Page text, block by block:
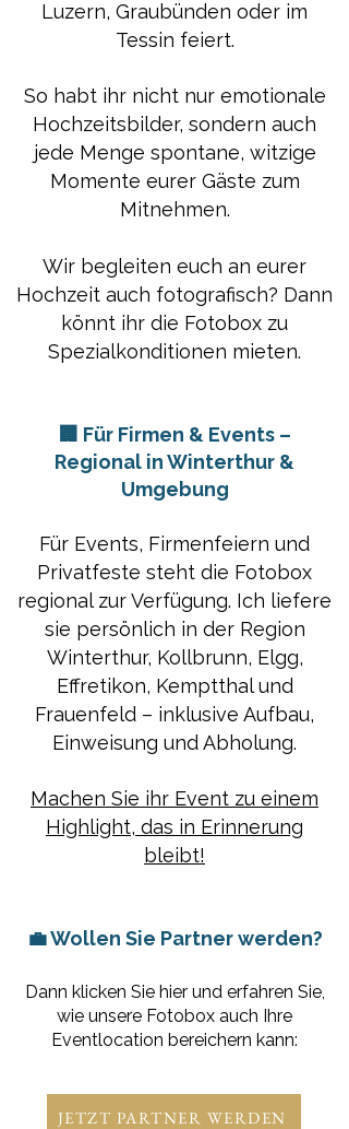
Luzern, Graubünden oder im
Tessin feiert.
So habt ihr nicht nur emotionale
Hochzeitsbilder, sondern auch
jede Menge spontane, witzige
Momente eurer Gäste zum
Mitnehmen.
Wir begleiten euch an eurer
Hochzeit auch fotografisch? Dann
könnt ihr die Fotobox zu
Spezialkonditionen mieten.
🏢 Für Firmen & Events –
Regional in Winterthur &
Umgebung
Für Events, Firmenfeiern und
Privatfeste steht die Fotobox
regional zur Verfügung. Ich liefere
sie persönlich in der Region
Winterthur, Kollbrunn, Elgg,
Effretikon, Kemptthal und
Frauenfeld – inklusive Aufbau,
Einweisung und Abholung.
Machen Sie ihr Event zu einem
Highlight, das in Erinnerung
bleibt!
💼 Wollen Sie Partner werden?
Dann klicken Sie hier und erfahren Sie,
wie unsere Fotobox auch Ihre
Eventlocation bereichern kann:
JETZT PARTNER WERDEN